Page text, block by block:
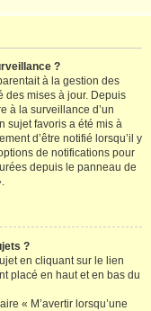
?
à la gestion des
des mises à jour. Depuis
à la surveillance d’un
sujet favoris a été mis à
d’être notifié lorsqu’il y
de notifications pour
depuis le panneau de
?
en cliquant sur le lien
placé en haut et en bas du
« M’avertir lorsqu’une